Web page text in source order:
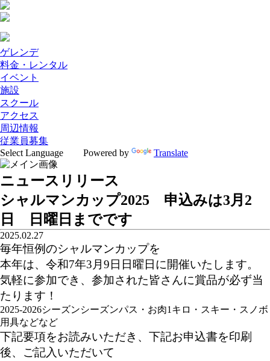
ゲレンデ
料金・レンタル
イベント
施設
スクール
アクセス
周辺情報
従業員募集
Powered by
Translate
ニュースリリース
シャルマンカップ2025 申込みは3月2
日 日曜日までです
2025.02.27
毎年恒例のシャルマンカップを
本年は、令和7年3月9日日曜日に開催いたします。
気軽に参加でき、参加された皆さんに賞品が必ず当
たります！
2025-2026シーズンシーズンパス・お肉1キロ・スキー・スノボ
用具などなど
下記要項をお読みいただき、下記お申込書を印刷
後、ご記入いただいて